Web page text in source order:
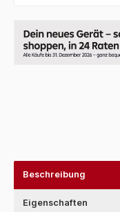
Beschreibung
Eigenschaften